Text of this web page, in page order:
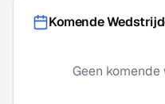
Komende
Geen